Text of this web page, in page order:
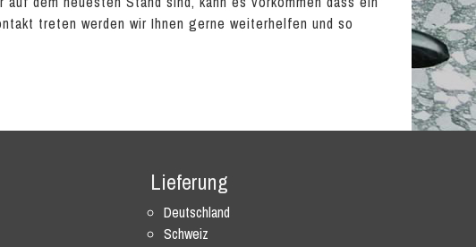
treten werden wir Ihnen gerne weiterhelfen und so
Lieferung
Deutschland
Schweiz